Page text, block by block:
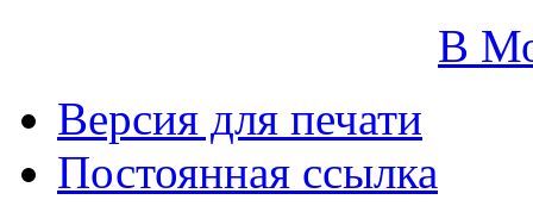
В
Версия для печати
Постоянная ссылка